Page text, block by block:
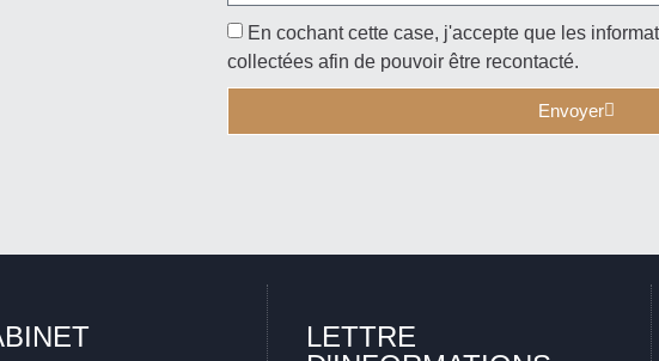
En cochant cette case, j'accepte que les
collectées afin de pouvoir être recontacté.
Envoyer
LETTRE